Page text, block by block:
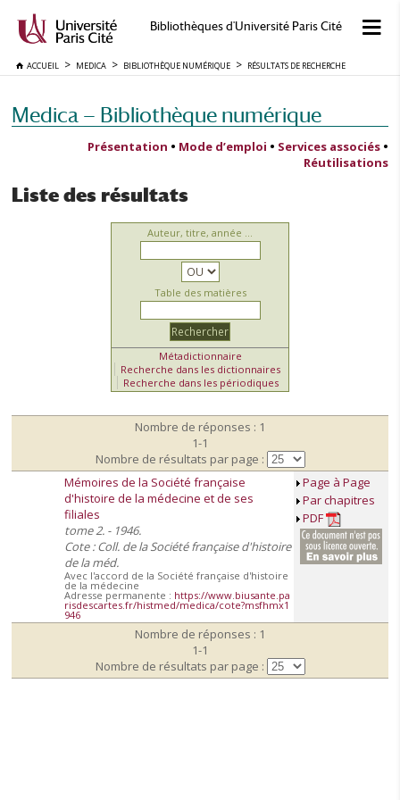
Bibliothèques d'Université Paris Cité
ACCUEIL MEDICA BIBLIOTHÈQUE NUMÉRIQUE RÉSULTATS DE RECHERCHE
Medica — Bibliothèque numérique
Présentation • Mode d’emploi • Services associés •
Réutilisations
Liste des résultats
Auteur, titre, année ...
Table des matières
Métadictionnaire
Recherche dans les dictionnaires
Recherche dans les périodiques
Nombre de réponses : 1
1-1
Nombre de résultats par page :
Mémoires de la Société française
d'histoire de la médecine et de ses
filiales
tome 2. - 1946.
Cote : Coll. de la Société française d'histoire
de la méd.
Avec l'accord de la Société française d'histoire
de la médecine
Adresse permanente : https://www.biusante.pa
risdescartes.fr/histmed/medica/cote?msfhmx1
946
Page à Page
Par chapitres
PDF
Nombre de réponses : 1
1-1
Nombre de résultats par page :